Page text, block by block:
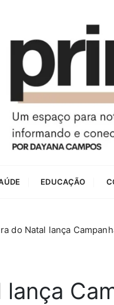
EDUCAÇÃO
do Natal lança